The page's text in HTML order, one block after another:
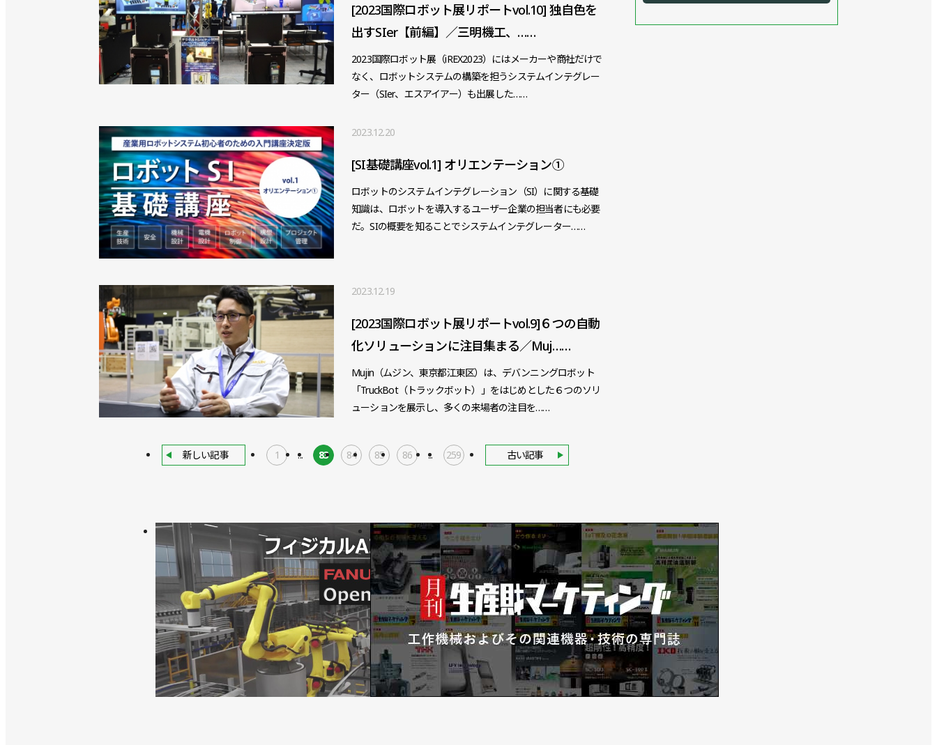
[2023国際ロボット展リポートvol.10] 独自色を
出すSIer【前編】／三明機工、……
2023国際ロボット展（iREX2023）にはメーカーや商社だけで
なく、ロボットシステムの構築を担うシステムインテグレー
ター（SIer、エスアイアー）も出展した……
2023.12.20
[SI基礎講座vol.1] オリエンテーション①
ロボットのシステムインテグレーション（SI）に関する基礎
知識は、ロボットを導入するユーザー企業の担当者にも必要
だ。SIの概要を知ることでシステムインテグレーター……
2023.12.19
[2023国際ロボット展リポートvol.9]６つの自動
化ソリューションに注目集まる／Muj……
Mujin（ムジン、東京都江東区）は、デバンニングロボット
「TruckBot（トラックボット）」をはじめとした６つのソリ
ューションを展示し、多くの来場者の注目を……
新しい記事 1 ... 83 84 85 86 ... 259 古い記事